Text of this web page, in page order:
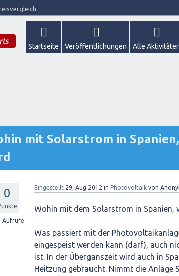
Startseite Veröffentlichungen Alle
mit Solarstrom in
0
Aufrufe
Eingestellt 29, Aug 2012 in Photovoltaik von
Wohin mit dem Solarstrom in Spanien,
Was passiert mit der
eingespeist werden kann (darf), auch
ist. In der Überganszeit wird auch in
Heitzung gebraucht. Nimmt die Anlage